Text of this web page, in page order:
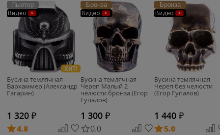
Пьютер
Видео
ХИТ!
Бусина темлячная
Вархаммер (Александр
Гагарин)
1 320 ₽
4.8
Бронза
Видео
Бусина темлячная
Череп Малый 2
челюсти бронза (Егор
Гупалов)
1 300 ₽
0.0
Бронза
Видео
Бусина темлячная
Череп без челюсти
(Егор Гупалов)
1 440 ₽
5.0